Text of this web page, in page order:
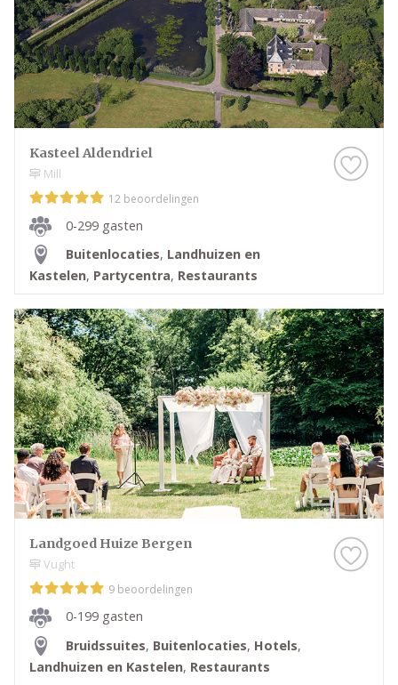
Kasteel Aldendriel
Mill
12 beoordelingen
0-299 gasten
Buitenlocaties, Landhuizen en
Kastelen, Partycentra, Restaurants
Landgoed Huize Bergen
Vught
9 beoordelingen
0-199 gasten
Bruidssuites, Buitenlocaties, Hotels,
Landhuizen en Kastelen, Restaurants